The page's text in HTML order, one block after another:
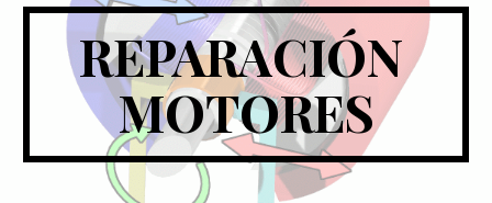
REPARACIÓN
MOTORES